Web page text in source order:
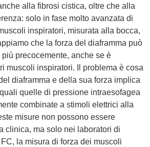
alla fibrosi cistica, oltre che alla
solo in fase molto avanzata di
inspiratori, misurata alla bocca,
che la forza del diaframma può
precocemente, anche se è
muscoli inspiratori. Il problema è cosa
diaframma e della sua forza implica
quelle di pressione intraesofagea
combinate a stimoli elettrici alla
misure non possono essere
clinica, ma solo nei laboratori di
la misura di forza dei muscoli